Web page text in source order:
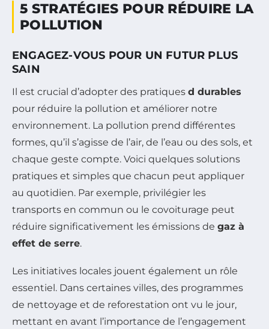
5 STRATÉGIES POUR RÉDUIRE LA
POLLUTION
ENGAGEZ-VOUS POUR UN FUTUR PLUS
SAIN
Il est crucial d’adopter des pratiques d durables
pour réduire la pollution et améliorer notre
environnement. La pollution prend différentes
formes, qu’il s’agisse de l’air, de l’eau ou des sols, et
chaque geste compte. Voici quelques solutions
pratiques et simples que chacun peut appliquer
au quotidien. Par exemple, privilégier les
transports en commun ou le covoiturage peut
réduire significativement les émissions de gaz à
effet de serre.
Les initiatives locales jouent également un rôle
essentiel. Dans certaines villes, des programmes
de nettoyage et de reforestation ont vu le jour,
mettant en avant l’importance de l’engagement